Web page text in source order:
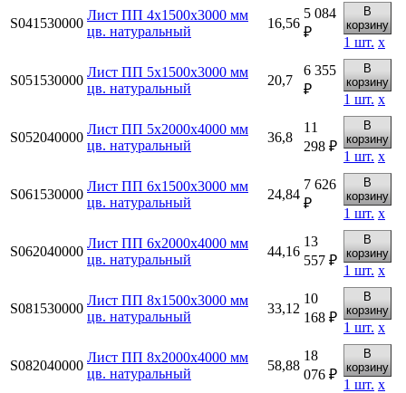
S041530000
Лист ПП 4х1500х3000 мм
цв. натуральный
16,56
5 084
₽
В
корзину
1 шт. х
S051530000
Лист ПП 5х1500х3000 мм
цв. натуральный
20,7
6 355
₽
В
корзину
1 шт. х
S052040000
Лист ПП 5х2000х4000 мм
цв. натуральный
36,8
11
298 ₽
В
корзину
1 шт. х
S061530000
Лист ПП 6х1500х3000 мм
цв. натуральный
24,84
7 626
₽
В
корзину
1 шт. х
S062040000
Лист ПП 6х2000х4000 мм
цв. натуральный
44,16
13
557 ₽
В
корзину
1 шт. х
S081530000
Лист ПП 8х1500х3000 мм
цв. натуральный
33,12
10
168 ₽
В
корзину
1 шт. х
S082040000
Лист ПП 8х2000х4000 мм
цв. натуральный
58,88
18
076 ₽
В
корзину
1 шт. х